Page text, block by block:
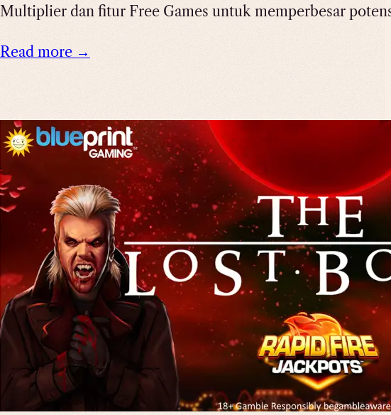
Multiplier dan fitur Free Games untuk memperbesar
Read more →